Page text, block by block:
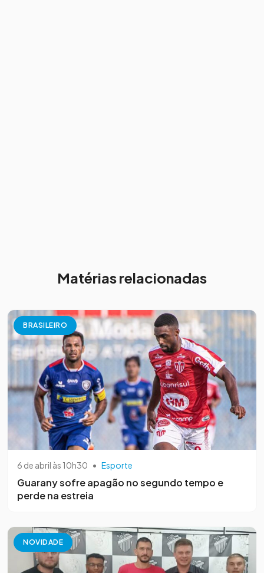
Matérias relacionadas
BRASILEIRO
6 de abril às 10h30 • Esporte
Guarany sofre apagão no segundo tempo e
perde na estreia
NOVIDADE